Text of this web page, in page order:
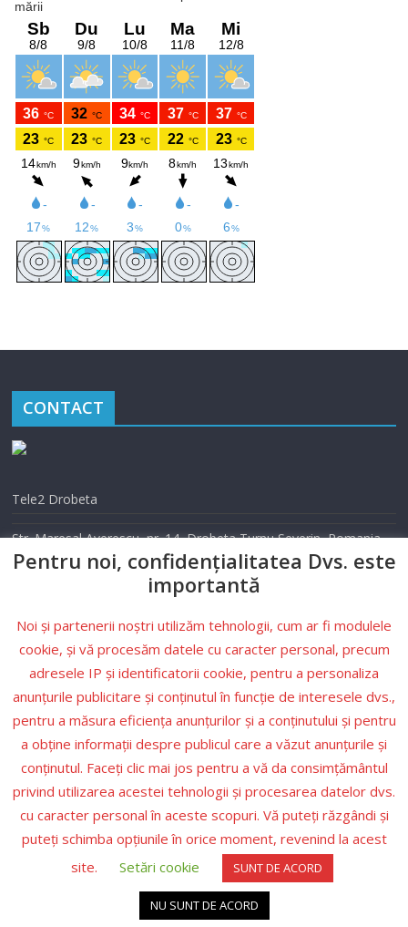
CONTACT
Tele2 Drobeta
Str. Maresal Averescu, nr. 14, Drobeta Turnu Severin, Romania
Telefon: 0352 405 500
Email: info@tele2drobeta.ro
Website: tele2drobeta.ro
Condiții
Politica de
confidențialitate
Legea nr.506/2004
Copyright © 2026. All rights reserved. Https://Turist-Info.ro
Pentru noi, confidențialitatea Dvs. este
importantă
Noi și partenerii noștri utilizăm tehnologii, cum ar fi modulele
cookie, și vă procesăm datele cu caracter personal, precum
adresele IP și identificatorii cookie, pentru a personaliza
anunțurile publicitare și conținutul în funcție de interesele dvs.,
pentru a măsura eficiența anunțurilor și a conținutului și pentru
a obține informații despre publicul care a văzut anunțurile și
conținutul. Faceți clic mai jos pentru a vă da consimțământul
privind utilizarea acestei tehnologii și procesarea datelor dvs.
cu caracter personal în aceste scopuri. Vă puteți răzgândi și
puteți schimba opțiunile în orice moment, revenind la acest
site.
Setări cookie SUNT DE ACORD
NU SUNT DE ACORD